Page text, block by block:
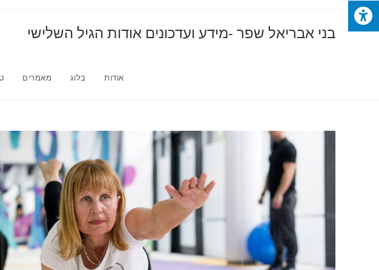
בני אבריאל שפר -מידע ועדכונים אודות הגיל השלישי
אודות בלוג מאמרים